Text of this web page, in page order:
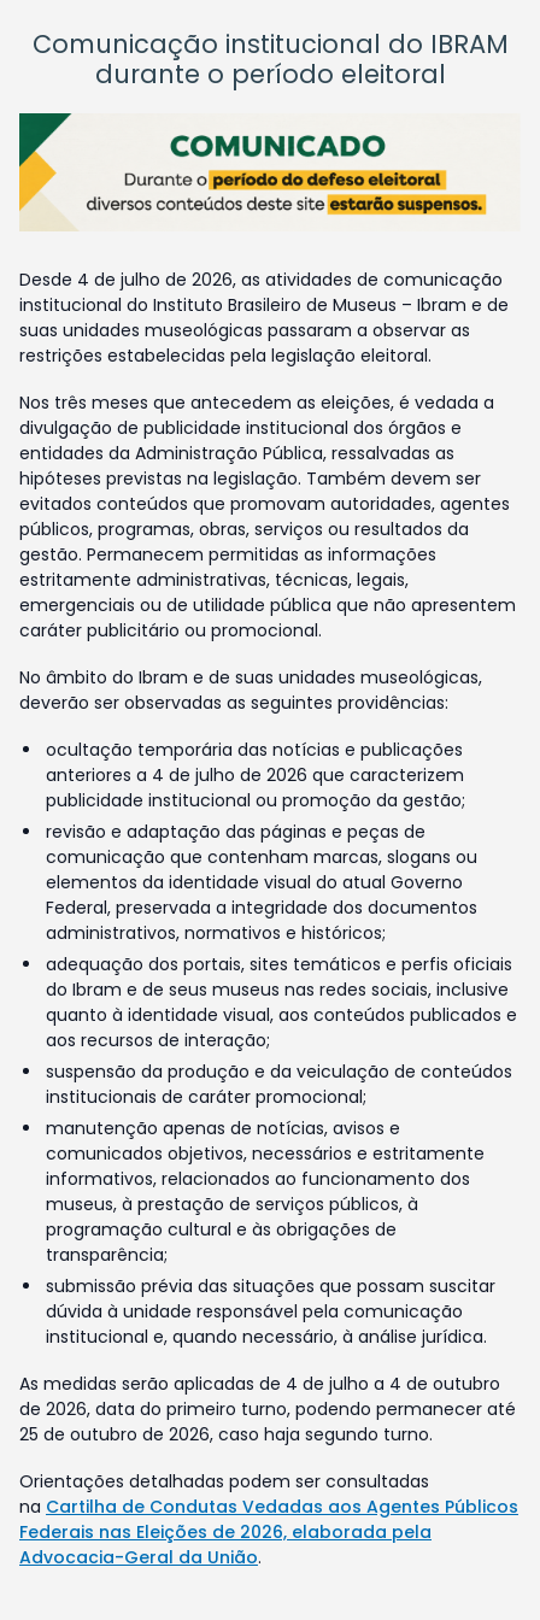
Comunicação institucional do IBRAM
durante o período eleitoral
Desde 4 de julho de 2026, as atividades de comunicação
institucional do Instituto Brasileiro de Museus – Ibram e de
suas unidades museológicas passaram a observar as
restrições estabelecidas pela legislação eleitoral.
Nos três meses que antecedem as eleições, é vedada a
divulgação de publicidade institucional dos órgãos e
entidades da Administração Pública, ressalvadas as
hipóteses previstas na legislação. Também devem ser
evitados conteúdos que promovam autoridades, agentes
públicos, programas, obras, serviços ou resultados da
gestão. Permanecem permitidas as informações
estritamente administrativas, técnicas, legais,
emergenciais ou de utilidade pública que não apresentem
caráter publicitário ou promocional.
No âmbito do Ibram e de suas unidades museológicas,
deverão ser observadas as seguintes providências:
ocultação temporária das notícias e publicações
anteriores a 4 de julho de 2026 que caracterizem
publicidade institucional ou promoção da gestão;
revisão e adaptação das páginas e peças de
comunicação que contenham marcas, slogans ou
elementos da identidade visual do atual Governo
Federal, preservada a integridade dos documentos
administrativos, normativos e históricos;
adequação dos portais, sites temáticos e perfis oficiais
do Ibram e de seus museus nas redes sociais, inclusive
quanto à identidade visual, aos conteúdos publicados e
aos recursos de interação;
suspensão da produção e da veiculação de conteúdos
institucionais de caráter promocional;
manutenção apenas de notícias, avisos e
comunicados objetivos, necessários e estritamente
informativos, relacionados ao funcionamento dos
museus, à prestação de serviços públicos, à
programação cultural e às obrigações de
transparência;
submissão prévia das situações que possam suscitar
dúvida à unidade responsável pela comunicação
institucional e, quando necessário, à análise jurídica.
As medidas serão aplicadas de 4 de julho a 4 de outubro
de 2026, data do primeiro turno, podendo permanecer até
25 de outubro de 2026, caso haja segundo turno.
Orientações detalhadas podem ser consultadas
na Cartilha de Condutas Vedadas aos Agentes Públicos
Federais nas Eleições de 2026, elaborada pela
Advocacia-Geral da União.